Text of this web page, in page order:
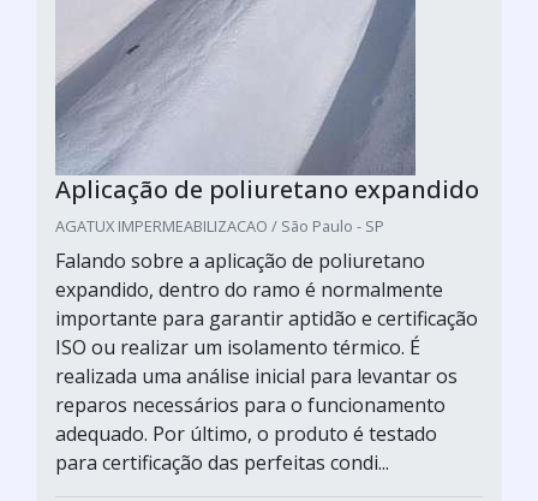
Aplicação de poliuretano expandido
AGATUX IMPERMEABILIZACAO / São Paulo - SP
Falando sobre a aplicação de poliuretano
expandido, dentro do ramo é normalmente
importante para garantir aptidão e certificação
ISO ou realizar um isolamento térmico. É
realizada uma análise inicial para levantar os
reparos necessários para o funcionamento
adequado. Por último, o produto é testado
para certificação das perfeitas condi...